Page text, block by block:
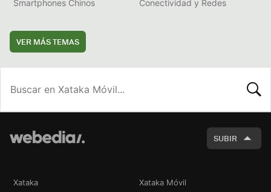
Smartphones Chinos Conectividad y Redes
VER MÁS TEMAS
SUBIR
Xataka Xataka Móvil